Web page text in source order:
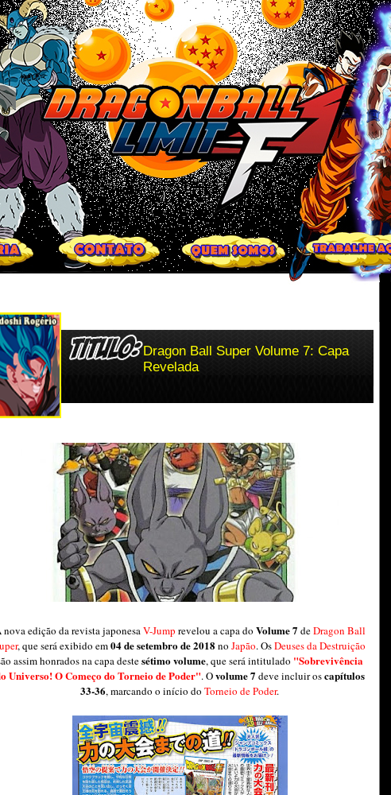
Dragon Ball Super Volume 7: Capa
Revelada
nova edição da revista japonesa V-Jump revelou a capa do Volume 7 deDragon Ball
, que será exibido em04 de setembro de 2018 no Japão. OsDeuses da Destruição
assim honrados na capa destesétimo volume, que será intitulado "Sobrevivência
Universo! O Começo do Torneio de Poder". Ovolume 7 deve incluir oscapítulos
33-36, marcando o início do Torneio de Poder.